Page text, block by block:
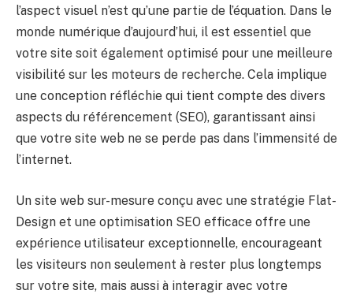
l’aspect visuel n’est qu’une partie de l’équation. Dans le
monde numérique d’aujourd’hui, il est essentiel que
votre site soit également optimisé pour une meilleure
visibilité sur les moteurs de recherche. Cela implique
une conception réfléchie qui tient compte des divers
aspects du référencement (SEO), garantissant ainsi
que votre site web ne se perde pas dans l’immensité de
l’internet.
Un site web sur-mesure conçu avec une stratégie Flat-
Design et une optimisation SEO efficace offre une
expérience utilisateur exceptionnelle, encourageant
les visiteurs non seulement à rester plus longtemps
sur votre site, mais aussi à interagir avec votre